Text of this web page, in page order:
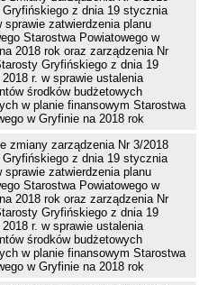
z dnia 19 stycznia
sprawie zatwierdzenia planu
Starostwa Powiatowego w
2018 rok oraz zarządzenia Nr
Gryfińskiego z dnia 19
r. w sprawie ustalenia
środków budżetowych
w planie finansowym Starostwa
w Gryfinie na 2018 rok
zmiany zarządzenia Nr 3/2018
z dnia 19 stycznia
sprawie zatwierdzenia planu
Starostwa Powiatowego w
2018 rok oraz zarządzenia Nr
Gryfińskiego z dnia 19
r. w sprawie ustalenia
środków budżetowych
w planie finansowym Starostwa
w Gryfinie na 2018 rok